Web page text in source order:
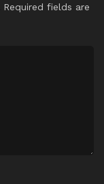
Required fields are